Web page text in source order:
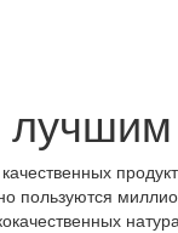
пользуются